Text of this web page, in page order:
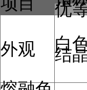
优
外观 白
结